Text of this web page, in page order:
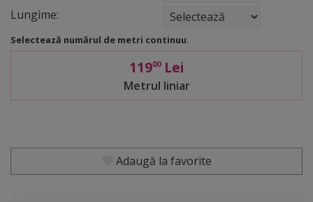
Lungime:
Selectează numărul de metri continuu.
11900Lei
Metrul liniar
Adaugă la favorite